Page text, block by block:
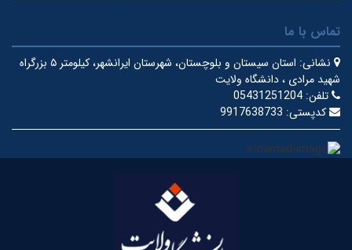
تماس با ما
نشانی:
استان سیستان و بلوچستان، شهرستان ایرانشهر، کیلومتر ۵ بزرگراه
شهید مرادی ، دانشگاه ولایت
تلفن: 05431251204
کدپستی: 9917638733